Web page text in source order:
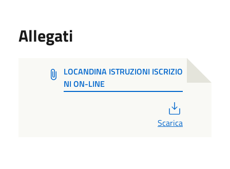
Allegati
LOCANDINA ISTRUZIONI ISCRIZIO
NI ON-LINE
Scarica